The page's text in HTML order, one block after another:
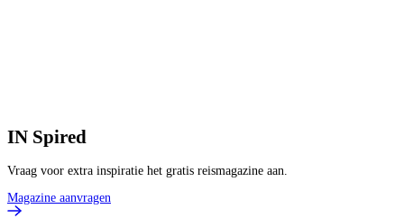
IN Spired
Vraag voor extra inspiratie het gratis reismagazine aan.
Magazine aanvragen